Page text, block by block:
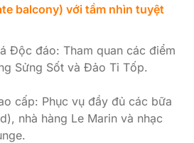
balcony) với tầm nhìn tuyệt
Độc đáo: Tham quan các điểm
Sửng Sốt và Đảo Ti Tốp.
cấp: Phục vụ đầy đủ các bữa
nhà hàng Le Marin và nhạc